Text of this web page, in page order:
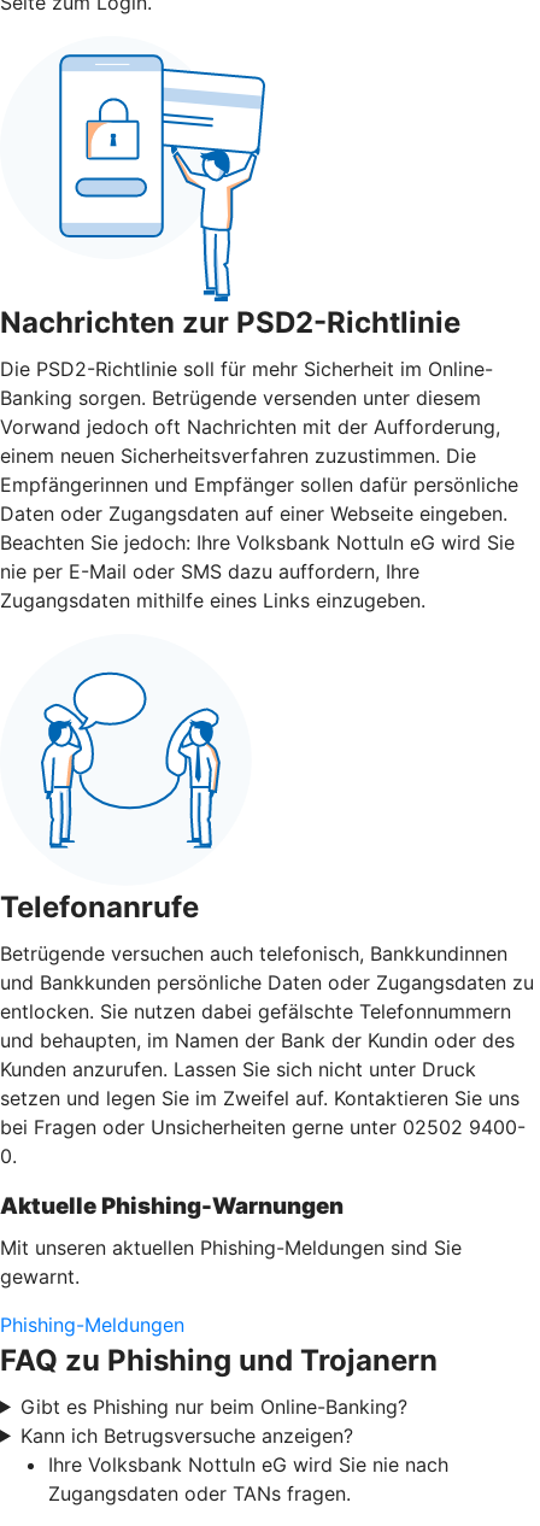
Nachrichten zur PSD2-Richtlinie
Die PSD2-Richtlinie soll für mehr Sicherheit im Online-
Banking sorgen. Betrügende versenden unter diesem
Vorwand jedoch oft Nachrichten mit der Aufforderung,
einem neuen Sicherheitsverfahren zuzustimmen. Die
Empfängerinnen und Empfänger sollen dafür persönliche
Daten oder Zugangsdaten auf einer Webseite eingeben.
Beachten Sie jedoch: Ihre Volksbank Nottuln eG wird Sie
nie per E-Mail oder SMS dazu auffordern, Ihre
Zugangsdaten mithilfe eines Links einzugeben.
Telefonanrufe
Betrügende versuchen auch telefonisch, Bankkundinnen
und Bankkunden persönliche Daten oder Zugangsdaten zu
entlocken. Sie nutzen dabei gefälschte Telefonnummern
und behaupten, im Namen der Bank der Kundin oder des
Kunden anzurufen. Lassen Sie sich nicht unter Druck
setzen und legen Sie im Zweifel auf. Kontaktieren Sie uns
bei Fragen oder Unsicherheiten gerne unter 02502 9400-
0.
Aktuelle Phishing-Warnungen
Mit unseren aktuellen Phishing-Meldungen sind Sie
gewarnt.
Phishing-Meldungen
FAQ zu Phishing und Trojanern
Gibt es Phishing nur beim Online-Banking?
Kann ich Betrugsversuche anzeigen?
Ihre Volksbank Nottuln eG wird Sie nie nach
Zugangsdaten oder TANs fragen.